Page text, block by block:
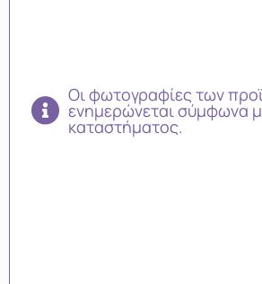
Οι φωτογραφίες των
ενημερώνεται σύμφωνα
καταστήματος.